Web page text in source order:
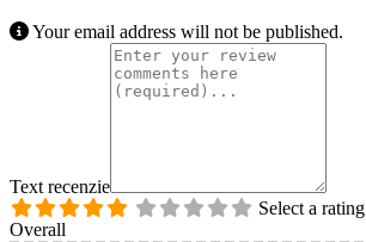
Your email address will not be published.
Text recenzie
Select a rating
Overall